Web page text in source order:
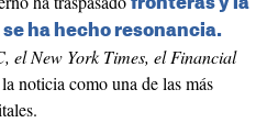
fronteras y la
ha hecho resonancia.
el New York Times, el Financial
noticia como una de las más